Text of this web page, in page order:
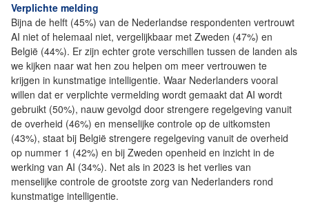
Verplichte melding
Bijna de helft (45%) van de Nederlandse respondenten vertrouwt
AI niet of helemaal niet, vergelijkbaar met Zweden (47%) en
België (44%). Er zijn echter grote verschillen tussen de landen als
we kijken naar wat hen zou helpen om meer vertrouwen te
krijgen in kunstmatige intelligentie. Waar Nederlanders vooral
willen dat er verplichte vermelding wordt gemaakt dat AI wordt
gebruikt (50%), nauw gevolgd door strengere regelgeving vanuit
de overheid (46%) en menselijke controle op de uitkomsten
(43%), staat bij België strengere regelgeving vanuit de overheid
op nummer 1 (42%) en bij Zweden openheid en inzicht in de
werking van AI (34%). Net als in 2023 is het verlies van
menselijke controle de grootste zorg van Nederlanders rond
kunstmatige intelligentie.